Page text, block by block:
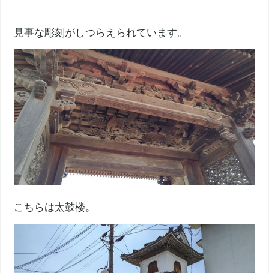
見事な彫刻がしつらえられています。
こちらは太鼓楼。